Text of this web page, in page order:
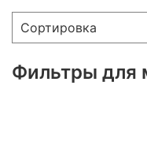
Фильтры для